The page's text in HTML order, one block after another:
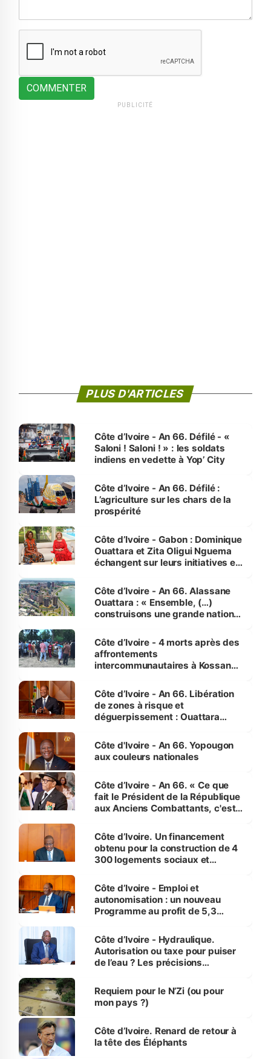
COMMENTER
PUBLICITÉ
PLUS D'ARTICLES
Côte d’Ivoire - An 66. Défilé - «
Saloni ! Saloni ! » : les soldats
indiens en vedette à Yop’ City
Côte d’Ivoire - An 66. Défilé :
L’agriculture sur les chars de la
prospérité
Côte d’Ivoire - Gabon : Dominique
Ouattara et Zita Oligui Nguema
échangent sur leurs initiatives en
enfants
Côte d’Ivoire - An 66. Alassane
Ouattara : « Ensemble, (…)
construisons une grande nation
générations futures »
Côte d’Ivoire - 4 morts après des
affrontements
intercommunautaires à Kossandji
milieu des sinistrés
Côte d’Ivoire - An 66. Libération
de zones à risque et
déguerpissement : Ouattara
l'Etat de droit pour préserver les
vies humaines »
Côte d'Ivoire - An 66. Yopougon
aux couleurs nationales
Côte d’Ivoire - An 66. « Ce que
fait le Président de la République
aux Anciens Combattants, c'est
Côte d’Ivoire. Un financement
obtenu pour la construction de 4
300 logements sociaux et
et Yamoussoukro
Côte d’Ivoire - Emploi et
autonomisation : un nouveau
Programme au profit de 5,3
Côte d’Ivoire - Hydraulique.
Autorisation ou taxe pour puiser
de l’eau ? Les précisions
Requiem pour le N’Zi (ou pour
mon pays ?)
Côte d’Ivoire. Renard de retour à
la tête des Éléphants